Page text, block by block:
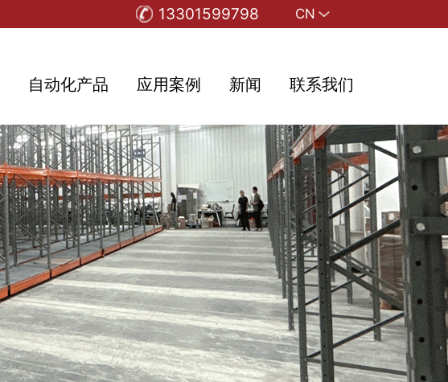
13301599798 CN
自动化产品 应用案例 新闻 联系我们